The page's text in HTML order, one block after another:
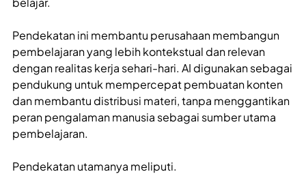
Pendekatan ini membantu perusahaan membangun
pembelajaran yang lebih kontekstual dan relevan
dengan realitas kerja sehari-hari. AI digunakan sebagai
pendukung untuk mempercepat pembuatan konten
dan membantu distribusi materi, tanpa menggantikan
peran pengalaman manusia sebagai sumber utama
pembelajaran.
Pendekatan utamanya meliputi.